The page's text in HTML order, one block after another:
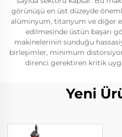
görünüşü en üst düzeyde
alüminyum, titanyum ve diğer
edilmesinde üstün başarı
makinelerinin sunduğu
birleşimler, minimum
direnci gerektiren kritik
Yeni